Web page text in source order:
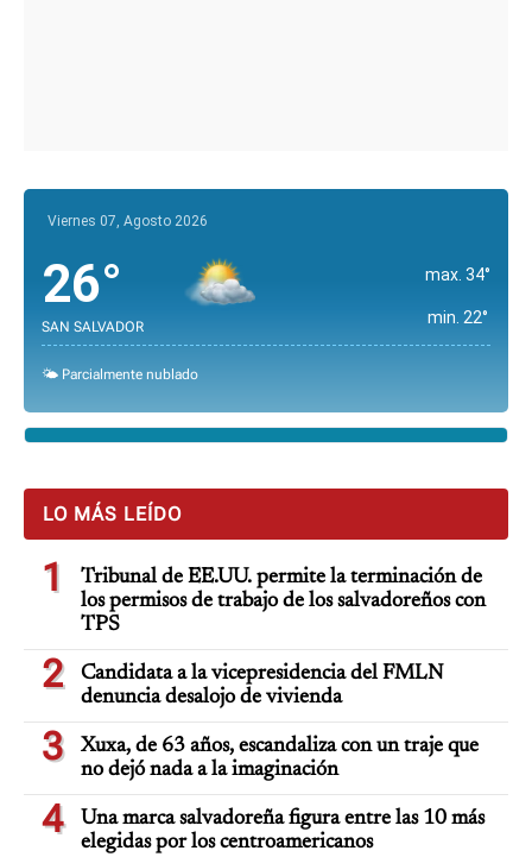
Viernes 07, Agosto 2026
26°
SAN SALVADOR
max. 34°
min. 22°
🌤️ Parcialmente nublado
LO MÁS LEÍDO
1
Tribunal de EE.UU. permite la terminación de
los permisos de trabajo de los salvadoreños con
TPS
2
Candidata a la vicepresidencia del FMLN
denuncia desalojo de vivienda
3
Xuxa, de 63 años, escandaliza con un traje que
no dejó nada a la imaginación
4
Una marca salvadoreña figura entre las 10 más
elegidas por los centroamericanos